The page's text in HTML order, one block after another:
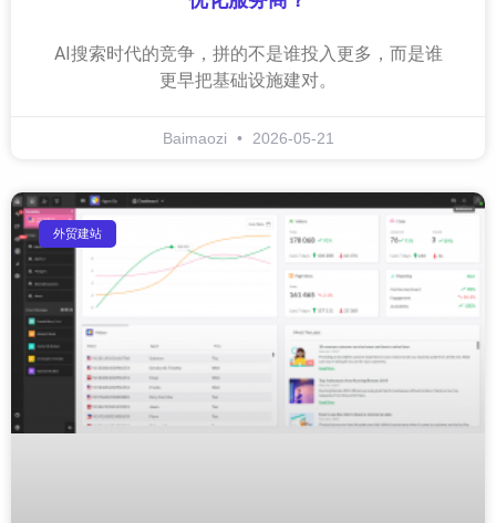
AI搜索时代的竞争，拼的不是谁投入更多，而是谁
更早把基础设施建对。
Baimaozi 2026-05-21
外贸建站